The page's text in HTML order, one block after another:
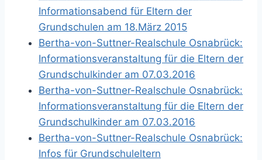
Informationsabend für Eltern der
Grundschulen am 18.März 2015
Bertha-von-Suttner-Realschule Osnabrück:
Informationsveranstaltung für die Eltern der
Grundschulkinder am 07.03.2016
Bertha-von-Suttner-Realschule Osnabrück:
Informationsveranstaltung für die Eltern der
Grundschulkinder am 07.03.2016
Bertha-von-Suttner-Realschule Osnabrück:
Infos für Grundschuleltern